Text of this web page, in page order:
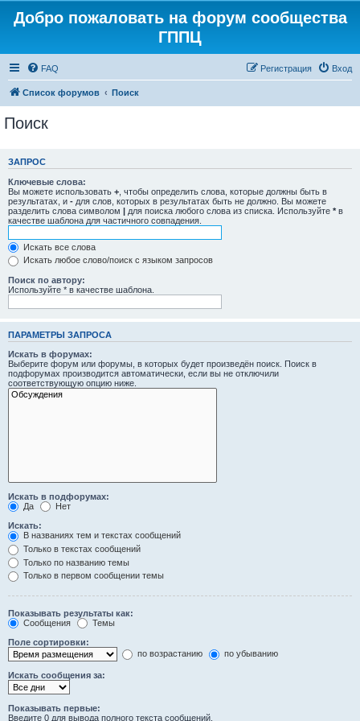
Добро пожаловать на форум сообщества
ГППЦ
FAQ Вход
Регистрация
Список форумов Поиск
Поиск
ЗАПРОС
Ключевые слова:
Вы можете использовать + , чтобы определить слова, которые должны быть в
результатах, и - для слов, которых в результатах быть не должно. Вы можете
разделить слова символом | для поиска любого слова из списка. Используйте * в
качестве шаблона для частичного совпадения.
Искать все слова
Искать любое слово/поиск с языком запросов
Поиск по автору:
Используйте * в качестве шаблона.
ПАРАМЕТРЫ ЗАПРОСА
Искать в форумах:
Выберите форум или форумы, в которых будет произведён поиск. Поиск в
подфорумах производится автоматически, если вы не отключили
соответствующую опцию ниже.
Искать в подфорумах:
Да
Нет
Искать:
В названиях тем и текстах сообщений
Только в текстах сообщений
Только по названию темы
Только в первом сообщении темы
Показывать результаты как:
Сообщения
Темы
Поле сортировки:
по возрастанию
по убыванию
Искать сообщения за:
Показывать первые:
Введите 0 для вывода полного текста сообщений.